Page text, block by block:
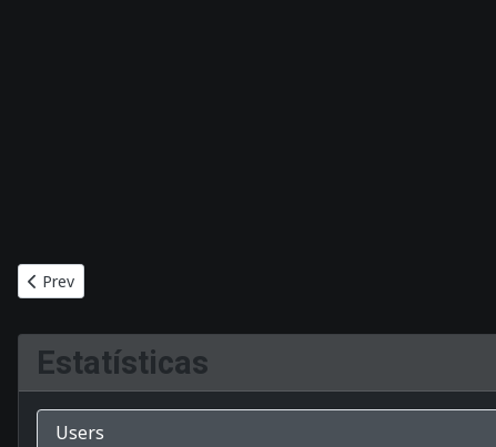
Previous article: Linux em Palm Tungsten E
Prev
Estatísticas
Users